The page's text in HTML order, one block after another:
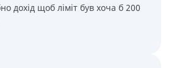
дохiд щоб лiмiт був хоча б 200